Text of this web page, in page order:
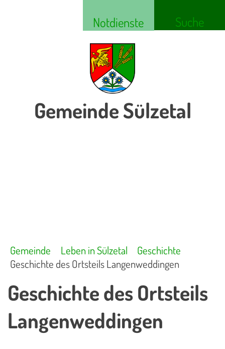
Notdienste Suche
Gemeinde Sülzetal
Gemeinde Leben in Sülzetal
Geschichte
Geschichte des Ortsteils Langenweddingen
Geschichte des Ortsteils
Langenweddingen